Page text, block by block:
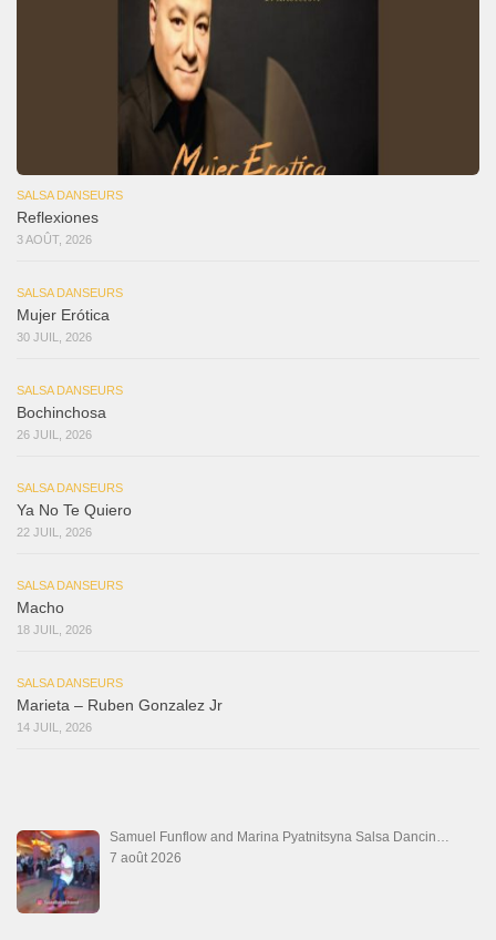
SALSA DANSEURS
Reflexiones
3 AOÛT, 2026
SALSA DANSEURS
Mujer Erótica
30 JUIL, 2026
SALSA DANSEURS
Bochinchosa
26 JUIL, 2026
SALSA DANSEURS
Ya No Te Quiero
22 JUIL, 2026
SALSA DANSEURS
Macho
18 JUIL, 2026
SALSA DANSEURS
Marieta – Ruben Gonzalez Jr
14 JUIL, 2026
Samuel Funflow and Marina Pyatnitsyna Salsa Dancin…
7 août 2026